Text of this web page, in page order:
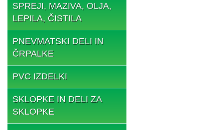
SPREJI, MAZIVA, OLJA,
LEPILA, ČISTILA
PNEVMATSKI DELI IN
ČRPALKE
PVC IZDELKI
SKLOPKE IN DELI ZA
SKLOPKE